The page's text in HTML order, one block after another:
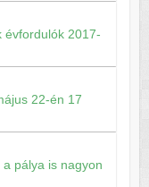
évfordulók 2017-
22-én 17
pálya is nagyon